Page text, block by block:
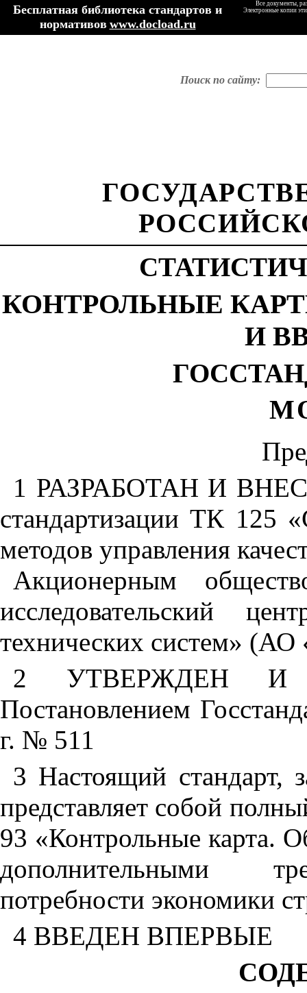
Бесплатная библиотека стандартов и
нормативов www.docload.ru
Все документы,
Электронные копии
Поиск по сайту:
КОНТРОЛЬНЫЕ
И
1 РАЗРАБОТАН И
стандартизации ТК 125
методов управления
Акционерным
исследовательский
технических систем»
2 УТВЕРЖДЕН И
Постановлением
г. № 511
3 Настоящий стандарт,
представляет собой
93 «Контрольные карта.
дополнительными
потребности экономики
4 ВВЕДЕН ВПЕРВЫЕ